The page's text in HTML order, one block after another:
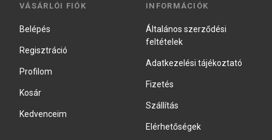
VÁSÁRLÓI FIÓK
Belépés
Regisztráció
Profilom
Kosár
Kedvenceim
INFORMÁCIÓK
Általános szerződési
feltételek
Adatkezelési tájékoztató
Fizetés
Szállítás
Elérhetőségek